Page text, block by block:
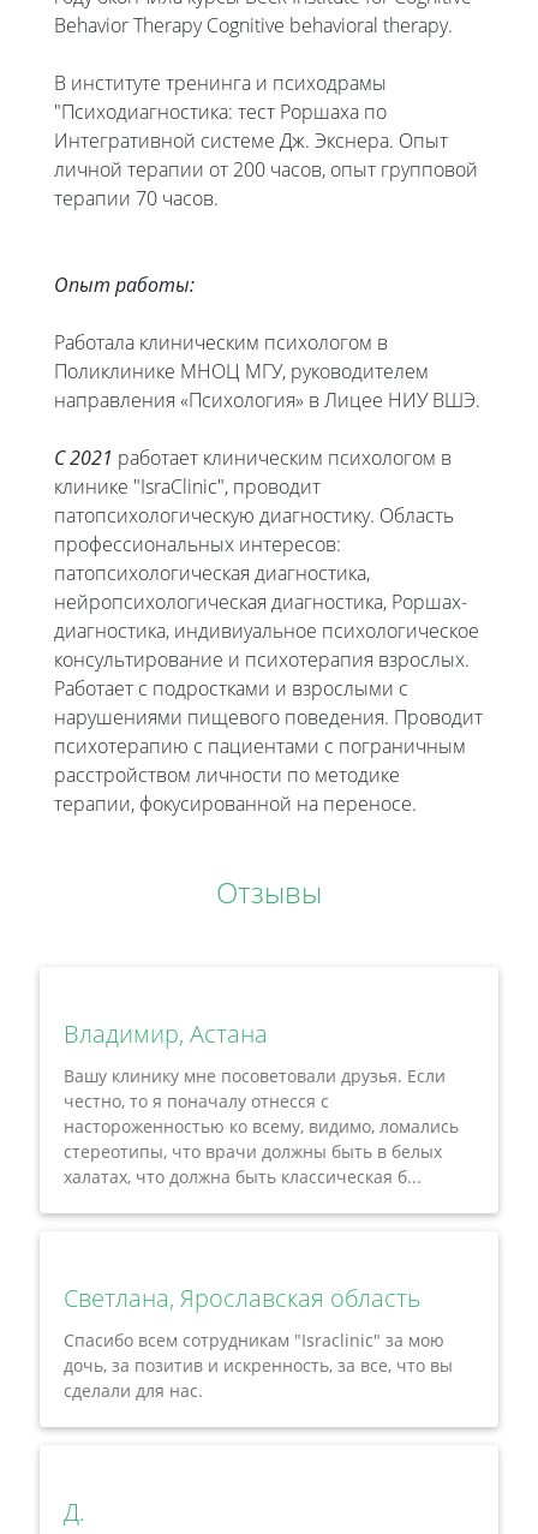
Behavior Therapy Cognitive behavioral therapy.
В институте тренинга и психодрамы
"Психодиагностика: тест Роршаха по
Интегративной системе Дж. Экснера. Опыт
личной терапии от 200 часов, опыт групповой
терапии 70 часов.
Опыт работы:
Работала клиническим психологом в
Поликлинике МНОЦ МГУ, руководителем
направления «Психология» в Лицее НИУ ВШЭ.
С 2021 работает клиническим психологом в
клинике "IsraClinic", проводит
патопсихологическую диагностику. Область
профессиональных интересов:
патопсихологическая диагностика,
нейропсихологическая диагностика, Роршах-
диагностика, индивиуальное психологическое
консультирование и психотерапия взрослых.
Работает с подростками и взрослыми с
нарушениями пищевого поведения. Проводит
психотерапию с пациентами с пограничным
расстройством личности по методике
терапии, фокусированной на переносе.
Отзывы
Владимир, Астана
Вашу клинику мне посоветовали друзья. Если
честно, то я поначалу отнесся с
настороженностью ко всему, видимо, ломались
стереотипы, что врачи должны быть в белых
халатах, что должна быть классическая б...
Светлана, Ярославская область
Спасибо всем сотрудникам "Israclinic" за мою
дочь, за позитив и искренность, за все, что вы
сделали для нас.
Д.